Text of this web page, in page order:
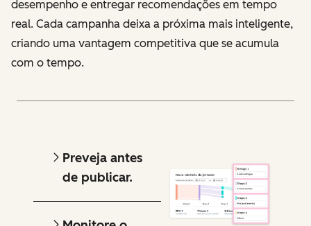
desempenho e entregar recomendações em tempo
real. Cada campanha deixa a próxima mais inteligente,
criando uma vantagem competitiva que se acumula
com o tempo.
Preveja antes
de publicar.